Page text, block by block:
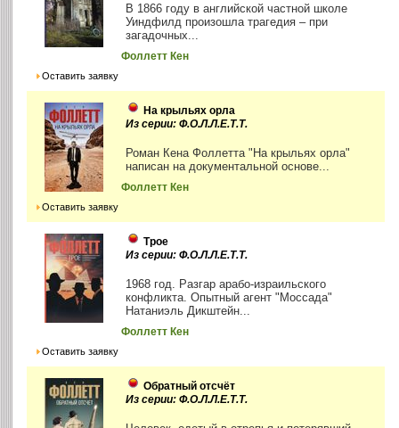
В 1866 году в английской частной школе
Уиндфилд произошла трагедия – при
загадочных...
Фоллетт Кен
Оставить заявку
На крыльях орла
Из серии: Ф.О.Л.Л.Е.Т.Т.
Роман Кена Фоллетта "На крыльях орла"
написан на документальной основе...
Фоллетт Кен
Оставить заявку
Трое
Из серии: Ф.О.Л.Л.Е.Т.Т.
1968 год. Разгар арабо-израильского
конфликта. Опытный агент "Моссада"
Натаниэль Дикштейн...
Фоллетт Кен
Оставить заявку
Обратный отсчёт
Из серии: Ф.О.Л.Л.Е.Т.Т.